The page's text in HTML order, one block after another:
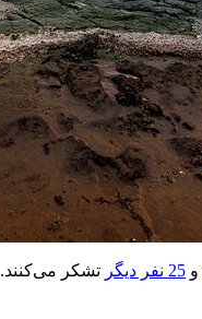
و 25 نفر دیگر تشکر می‌کنند.